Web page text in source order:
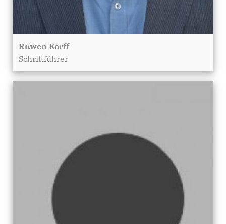
Ruwen Korff
Schriftführer